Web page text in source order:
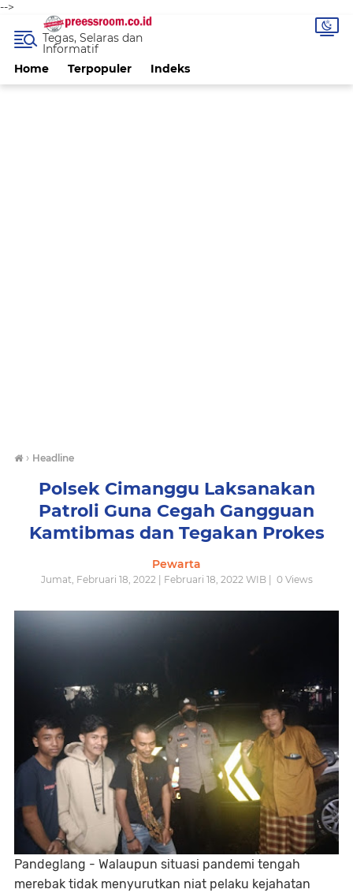
-->
Home Terpopuler Indeks
Tegas, Selaras dan
Informatif
› Headline
Polsek Cimanggu Laksanakan
Patroli Guna Cegah Gangguan
Kamtibmas dan Tegakan Prokes
Pewarta
Jumat, Februari 18, 2022 | Februari 18, 2022 WIB | 0Views
Pandeglang - Walaupun situasi pandemi tengah
merebak tidak menyurutkan niat pelaku kejahatan